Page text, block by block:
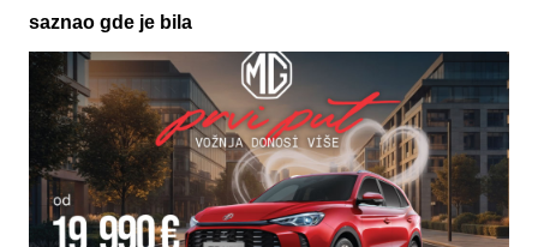
saznao gde je bila